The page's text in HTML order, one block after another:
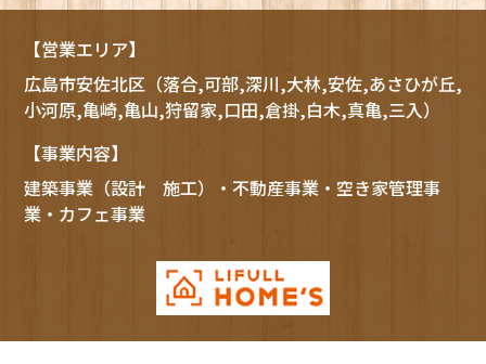
【営業エリア】
広島市安佐北区（落合,可部,深川,大林,安佐,あさひが丘,
小河原,亀崎,亀山,狩留家,口田,倉掛,白木,真亀,三入）
【事業内容】
建築事業（設計 施工）・不動産事業・空き家管理事
業・カフェ事業